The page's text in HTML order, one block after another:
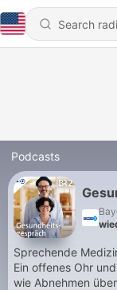
Podcasts
Sprechende
Ein offenes Ohr
wie Abnehmen